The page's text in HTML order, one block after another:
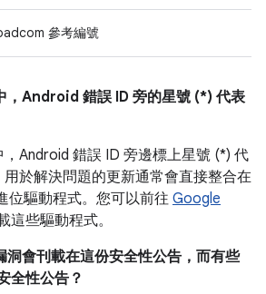
參考編號
，Android 錯誤 ID 旁的星號 (*) 代表
，Android 錯誤 ID 旁邊標上星號 (*) 代
於解決問題的更新通常會直接整合在
位驅動程式。您可以前往 Google
這些驅動程式。
洞會刊載在這份安全性公告，而有些
全性公告？